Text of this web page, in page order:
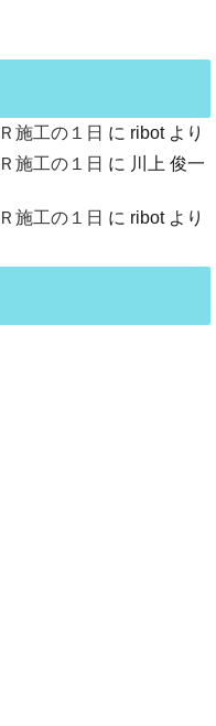
施工の１日 に ribotより
施工の１日 に 川上 俊一
施工の１日 に ribotより